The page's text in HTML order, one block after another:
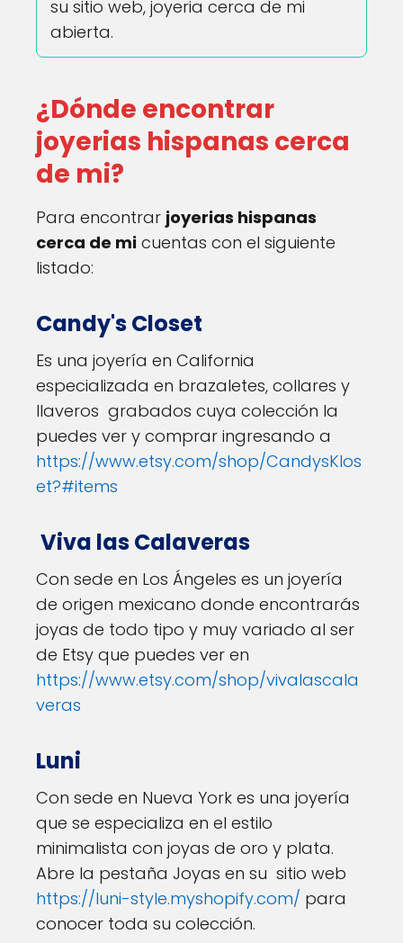
su sitio web, joyeria cerca de mi
abierta.
¿Dónde encontrar
joyerias hispanas cerca
de mi?
Para encontrar joyerias hispanas
cerca de mi cuentas con el siguiente
listado:
Candy's Closet
Es una joyería en California
especializada en brazaletes, collares y
llaveros grabados cuya colección la
puedes ver y comprar ingresando a
https://www.etsy.com/shop/CandysKlos
et?#items
Viva las Calaveras
Con sede en Los Ángeles es un joyería
de origen mexicano donde encontrarás
joyas de todo tipo y muy variado al ser
de Etsy que puedes ver en
https://www.etsy.com/shop/vivalascala
veras
Luni
Con sede en Nueva York es una joyería
que se especializa en el estilo
minimalista con joyas de oro y plata.
Abre la pestaña Joyas en su sitio web
https://luni-style.myshopify.com/ para
conocer toda su colección.